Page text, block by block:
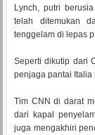
Lynch, putri
telah ditemukan
tenggelam di lepas
Seperti dikutip dari
penjaga pantai Italia
Tim CNN di darat
dari kapal
juga mengakhiri